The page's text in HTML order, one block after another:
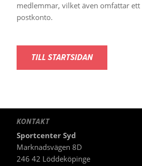
medlemmar, vilket även omfattar ett
postkonto.
TILL STARTSIDAN
KONTAKT
Sportcenter Syd
Marknadsvägen 8D
246 42 Löddeköpinge